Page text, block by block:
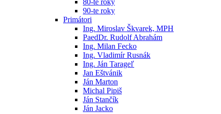
80-te roky
90-te roky
Primátori
Ing. Miroslav Škvarek, MPH
PaedDr. Rudolf Abrahám
Ing. Milan Fecko
Ing. Vladimír Rusnák
Ing. Ján Tarageľ
Jan Eštvánik
Ján Marton
Michal Pipiš
Ján Stančík
Ján Jacko